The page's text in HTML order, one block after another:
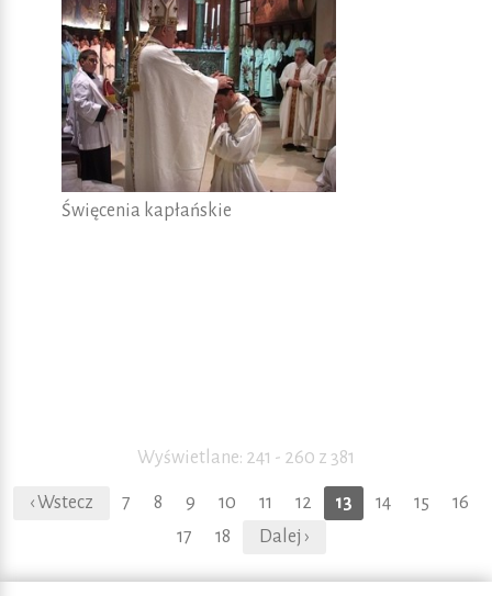
Święcenia kapłańskie
Wyświetlane: 241 - 260 z 381
‹ Wstecz 7 8 9 10 11 12 13 14 15
16
17
18 Dalej ›